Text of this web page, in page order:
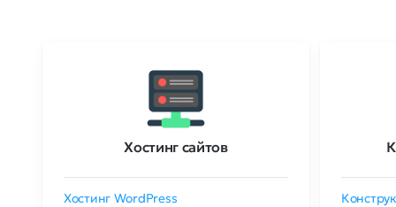
Хостинг сайтов
Хостинг WordPress